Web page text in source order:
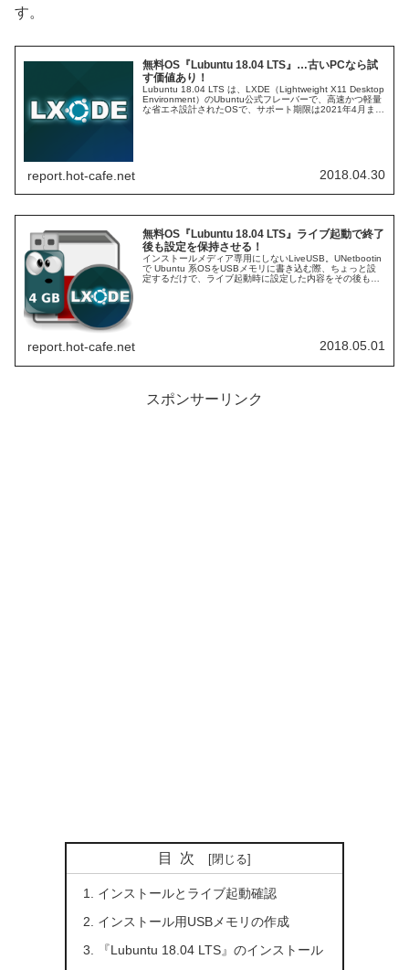
す。
無料OS『Lubuntu 18.04 LTS』…古いPCなら試
す価値あり！
Lubuntu 18.04 LTS は、LXDE（Lightweight X11 Desktop
Environment）のUbuntu公式フレーバーで、高速かつ軽量
な省エネ設計されたOSで、サポート期限は2021年4月ま
report.hot-cafe.net 2018.04.30
無料OS『Lubuntu 18.04 LTS』ライブ起動で終了
後も設定を保持させる！
インストールメディア専用にしないLiveUSB。UNetbootin
で Ubuntu 系OSをUSBメモリに書き込む際、ちょっと設
定するだけで、ライブ起動時に設定した内容をその後も保
report.hot-cafe.net 2018.05.01
スポンサーリンク
目次
インストールとライブ起動確認
インストール用USBメモリの作成
『Lubuntu 18.04 LTS』のインストール